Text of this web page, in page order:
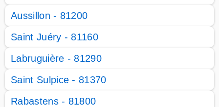
Aussillon - 81200
Saint Juéry - 81160
Labruguière - 81290
Saint Sulpice - 81370
Rabastens - 81800